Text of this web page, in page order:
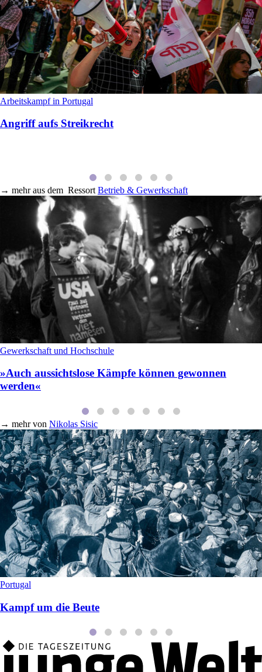
Arbeitskampf in Portugal
Angriff aufs Streikrecht
→ mehr aus dem Ressort Betrieb & Gewerkschaft
Gewerkschaft und Hochschule
»Auch aussichtslose Kämpfe können gewonnen
werden«
→ mehr von Nikolas Sisic
Portugal
Kampf um die Beute